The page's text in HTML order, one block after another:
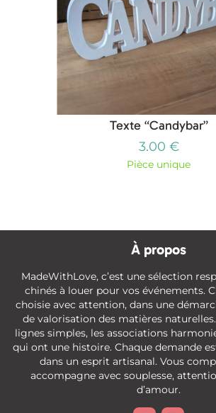
Texte “Candybar”
3.00 €
Pièce unique
À propos
MadeWithLove, c’est une sélection
chinés à louer pour vos événements.
choisie avec attention, dans une
de valorisation des matières
lignes simples, les associations
qui ont une histoire. Chaque demande
dans un esprit artisanal. Vous
accompagne avec souplesse,
d’amour.